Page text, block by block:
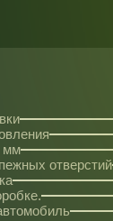
мм
отверстий